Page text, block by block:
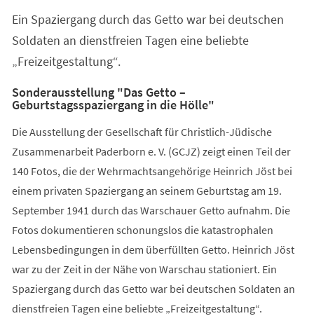
Ein Spaziergang durch das Getto war bei deutschen
Soldaten an dienstfreien Tagen eine beliebte
„Freizeitgestaltung“.
Sonderausstellung "Das Getto –
Geburtstagsspaziergang in die Hölle"
Die Ausstellung der Gesellschaft für Christlich-Jüdische
Zusammenarbeit Paderborn e. V. (GCJZ) zeigt einen Teil der
140 Fotos, die der Wehrmachtsangehörige Heinrich Jöst bei
einem privaten Spaziergang an seinem Geburtstag am 19.
September 1941 durch das Warschauer Getto aufnahm. Die
Fotos dokumentieren schonungslos die katastrophalen
Lebensbedingungen in dem überfüllten Getto. Heinrich Jöst
war zu der Zeit in der Nähe von Warschau stationiert. Ein
Spaziergang durch das Getto war bei deutschen Soldaten an
dienstfreien Tagen eine beliebte „Freizeitgestaltung“.